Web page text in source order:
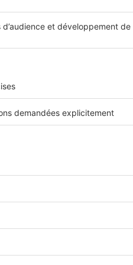
vous de l’association
au Patrimoine
découvrir tous les
joyaux
l’élégante bâtisse de la
à elle seule le cœur
offrant une vitrine
le tout dans un
d'époque et
ses formes, du
unique, entre
qui façonnent le
lors de votre passage